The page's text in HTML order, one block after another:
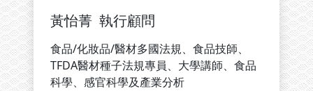
黃怡菁 執行顧問
食品/化妝品/醫材多國法規、食品技師、
TFDA醫材種子法規專員、大學講師、食品
科學、感官科學及產業分析